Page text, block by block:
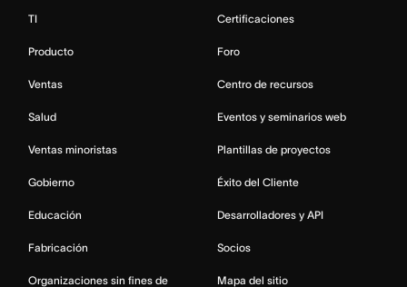
TI
Producto
Ventas
Salud
Ventas minoristas
Gobierno
Educación
Fabricación
Organizaciones sin fines de
Certificaciones
Foro
Centro de recursos
Eventos y seminarios web
Plantillas de proyectos
Éxito del Cliente
Desarrolladores y API
Socios
Mapa del sitio